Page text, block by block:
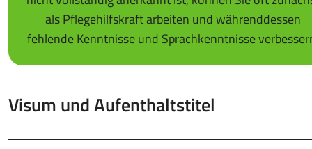
als Pflegehilfskraft arbeiten und währenddessen
fehlende Kenntnisse und Sprachkenntnisse
Visum und Aufenthaltstitel